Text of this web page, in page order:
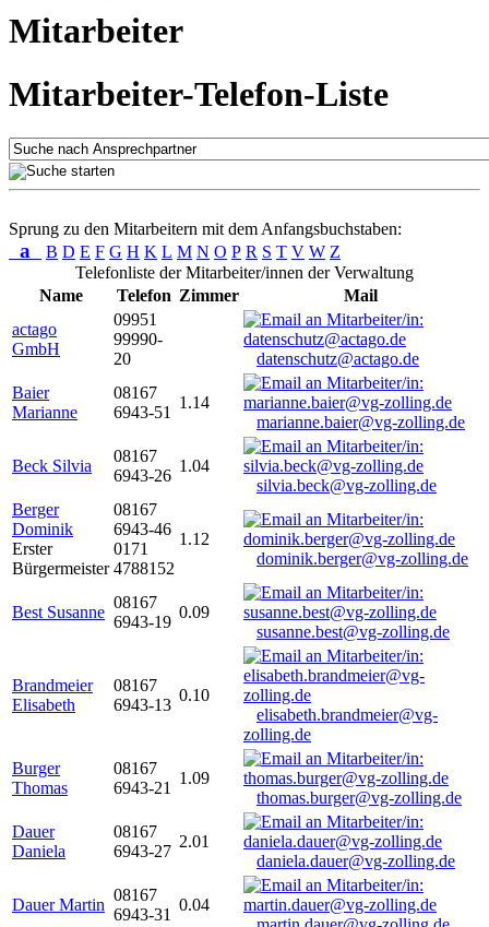
Mitarbeiter
Mitarbeiter-Telefon-Liste
Sprung zu den Mitarbeitern mit dem Anfangsbuchstaben:
a B D E F G H K L M N O P R S T V W Z
Telefonliste der Mitarbeiter/innen der Verwaltung
Name
Telefon Zimmer
Mail
actago
GmbH
09951
99990-
20
datenschutz@actago.de
Baier
Marianne
08167
6943-51
1.14
marianne.baier@vg-zolling.de
Beck Silvia
08167
6943-26
1.04
silvia.beck@vg-zolling.de
Berger
Dominik
Erster
Bürgermeister
08167
6943-46
0171
4788152
1.12
dominik.berger@vg-zolling.de
Best Susanne
08167
6943-19
0.09
susanne.best@vg-zolling.de
Brandmeier
Elisabeth
08167
6943-13
0.10
elisabeth.brandmeier@vg-
zolling.de
Burger
Thomas
08167
6943-21
1.09
thomas.burger@vg-zolling.de
Dauer
Daniela
08167
6943-27
2.01
daniela.dauer@vg-zolling.de
Dauer Martin
08167
6943-31
0.04